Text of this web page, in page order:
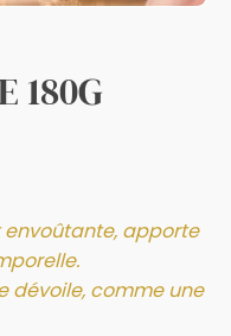
180G
envoûtante, apporte
.
dévoile, comme une